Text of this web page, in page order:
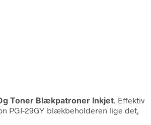
Toner Blækpatroner Inkjet . Effektiv
PGI-29GY blækbeholderen lige det,